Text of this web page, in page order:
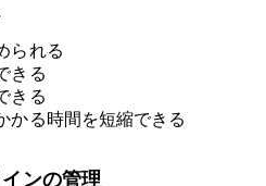
られる
きる
きる
かる時間を短縮できる
ンの管理